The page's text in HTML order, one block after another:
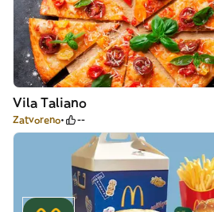
Vila Taliano
Zatvoreno --